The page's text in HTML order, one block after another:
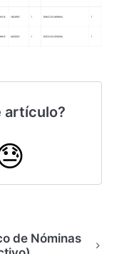
artículo?
de Nóminas